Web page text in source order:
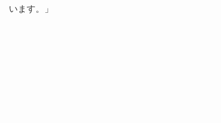
います。」